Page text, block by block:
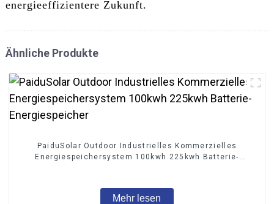
energieeffizientere Zukunft.
Ähnliche Produkte
PaiduSolar Outdoor Industrielles Kommerzielles
Energiespeichersystem 100kwh 225kwh Batterie-
Mehr lesen